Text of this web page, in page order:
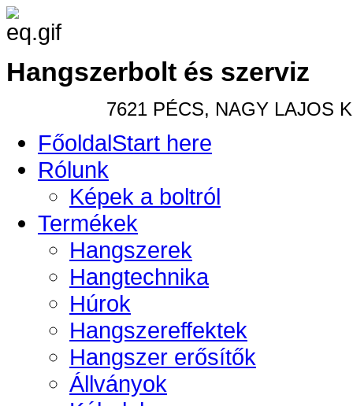
Hangszerbolt és szerviz
7621 PÉCS, NAGY LAJOS
FőoldalStart here
Rólunk
Képek a boltról
Termékek
Hangszerek
Hangtechnika
Húrok
Hangszereffektek
Hangszer erősítők
Állványok